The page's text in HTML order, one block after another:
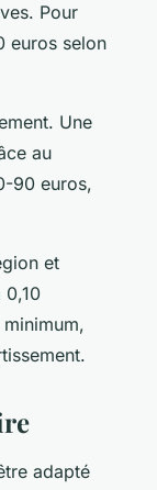
Pour
euros selon
Une
au
90 euros,
et
adapté